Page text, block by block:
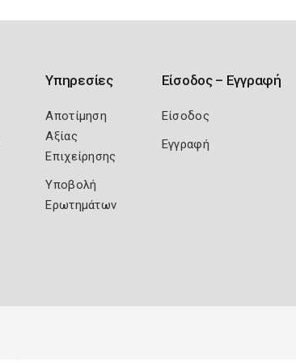
Υπηρεσίες
Αποτίμηση
Αξίας
Επιχείρησης
Υποβολή
Ερωτημάτων
Είσοδος – Εγγραφή
Είσοδος
Εγγραφή